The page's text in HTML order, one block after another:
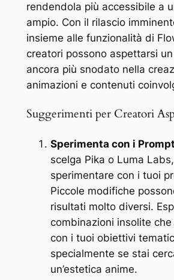
rendendola più accessibile a
ampio. Con il rilascio
insieme alle funzionalità di
creatori possono aspettarsi
ancora più snodato nella
animazioni e contenuti
Suggerimenti per Creatori
Sperimenta con i Prompt
scelga Pika o Luma
sperimentare con i tuoi
Piccole modifiche
risultati molto diversi.
combinazioni insolite
con i tuoi obiettivi
specialmente se stai
un’estetica anime.